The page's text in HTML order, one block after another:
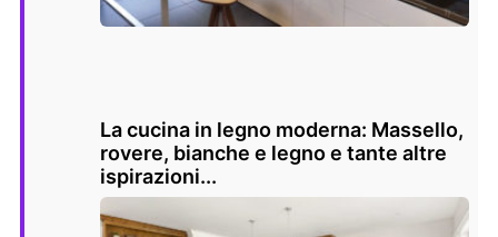
La cucina in legno moderna: Massello,
rovere, bianche e legno e tante altre
ispirazioni...